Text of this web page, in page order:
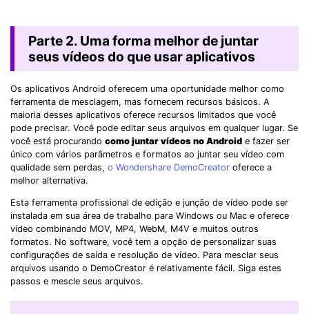
Parte 2. Uma forma melhor de juntar
seus vídeos do que usar aplicativos
Os aplicativos Android oferecem uma oportunidade melhor como
ferramenta de mesclagem, mas fornecem recursos básicos. A
maioria desses aplicativos oferece recursos limitados que você
pode precisar. Você pode editar seus arquivos em qualquer lugar. Se
você está procurando como juntar vídeos no Android e fazer ser
único com vários parâmetros e formatos ao juntar seu vídeo com
qualidade sem perdas, o Wondershare DemoCreator oferece a
melhor alternativa.
Esta ferramenta profissional de edição e junção de vídeo pode ser
instalada em sua área de trabalho para Windows ou Mac e oferece
vídeo combinando MOV, MP4, WebM, M4V e muitos outros
formatos. No software, você tem a opção de personalizar suas
configurações de saída e resolução de vídeo. Para mesclar seus
arquivos usando o DemoCreator é relativamente fácil. Siga estes
passos e mescle seus arquivos.